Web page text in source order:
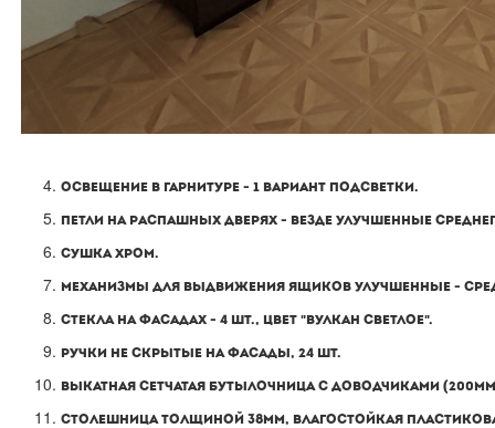
ОСВЕЩЕНИЕ В ГАРНИТУРЕ - 1 ВАРИАНТ ПОДСВЕТКИ.
ПЕТЛИ НА РАСПАШНЫХ ДВЕРЯХ - ВЕЗДЕ УЛУЧШЕННЫЕ
СУШКА ХРОМ.
МЕХАНИЗМЫ ДЛЯ ВЫДВИЖЕНИЯ ЯЩИКОВ УЛУЧШЕННЫЕ -
СТЕКЛА НА ФАСАДАХ - 4 ШТ., ЦВЕТ "ВУЛКАН СВЕТЛОЕ".
РУЧКИ НЕ СКРЫТЫЕ НА ФАСАДЫ, 24 ШТ.
ВЫКАТНАЯ СЕТЧАТАЯ БУТЫЛОЧНИЦА С ДОВОДЧИКАМИ
СТОЛЕШНИЦА ТОЛЩИНОЙ 38ММ, ВЛАГОСТОЙКАЯ